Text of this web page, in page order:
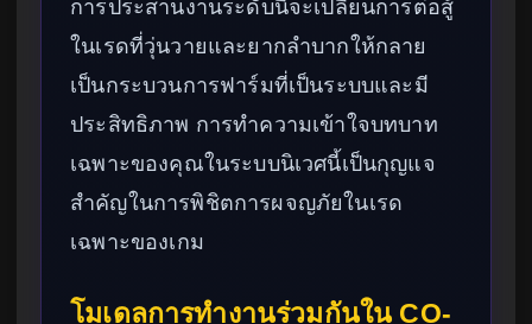
การประสานงานระดับนี้จะเปลี่ยนการต่อสู้
ในเรดที่วุ่นวายและยากลำบากให้กลาย
เป็นกระบวนการฟาร์มที่เป็นระบบและมี
ประสิทธิภาพ การทำความเข้าใจบทบาท
เฉพาะของคุณในระบบนิเวศนี้เป็นกุญแจ
สำคัญในการพิชิตการผจญภัยในเรด
เฉพาะของเกม
โมเดลการทำงานร่วมกันใน CO-